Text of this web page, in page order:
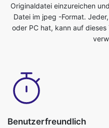
Benutzerfreundlich
Unser webp zu jpeg
mit jedem Webbrowser